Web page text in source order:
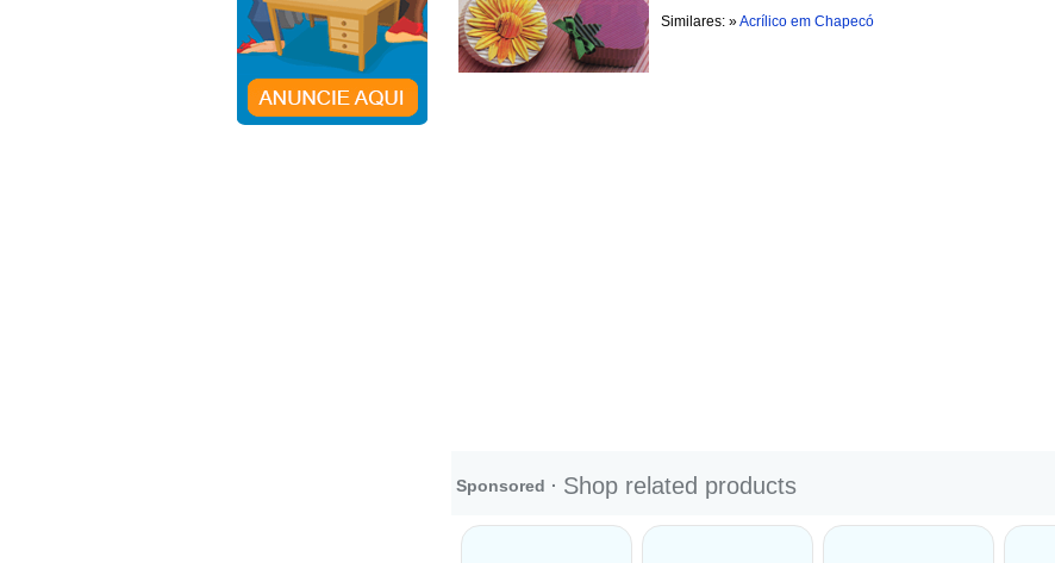
Similares: »Acrílico em Chapecó